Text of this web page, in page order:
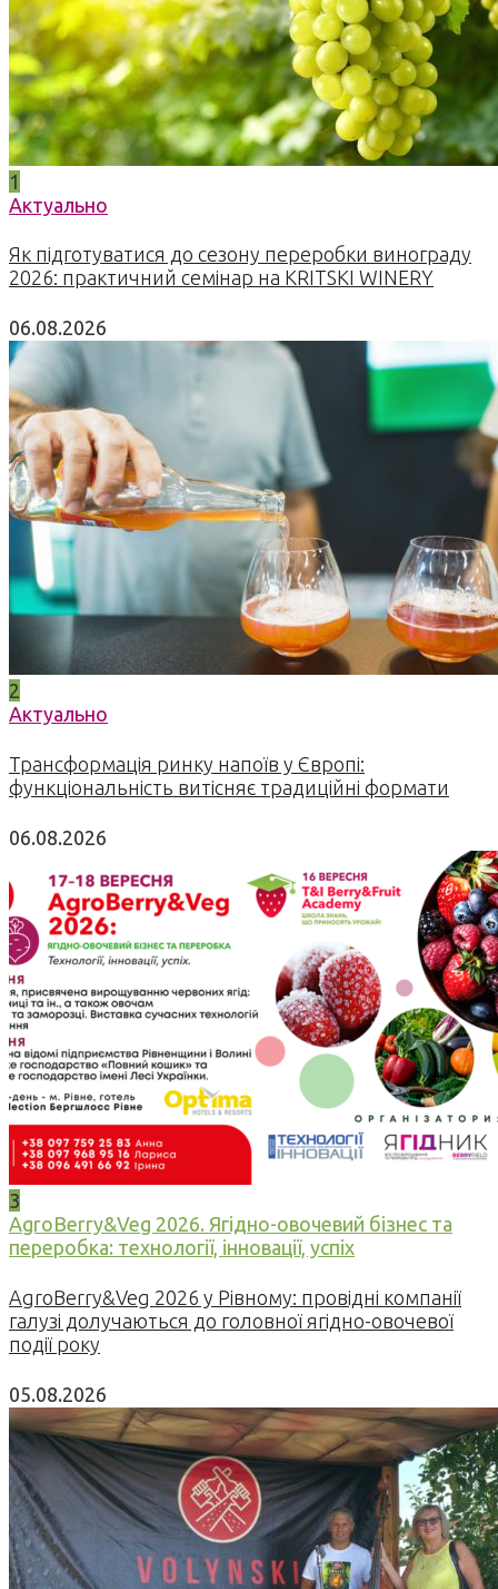
1
Актуально
Як підготуватися до сезону переробки винограду
2026: практичний семінар на KRITSKI WINERY
06.08.2026
2
Актуально
Трансформація ринку напоїв у Європі:
функціональність витісняє традиційні формати
06.08.2026
3
AgroBerry&Veg 2026. Ягідно-овочевий бізнес та
переробка: технології, інновації, успіх
AgroBerry&Veg 2026 у Рівному: провідні компанії
галузі долучаються до головної ягідно-овочевої
події року
05.08.2026